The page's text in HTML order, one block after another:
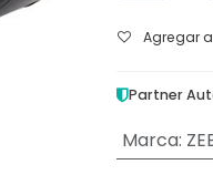
Agregar
Partner
Marca: